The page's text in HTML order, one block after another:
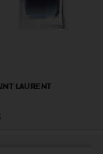
LAURENT